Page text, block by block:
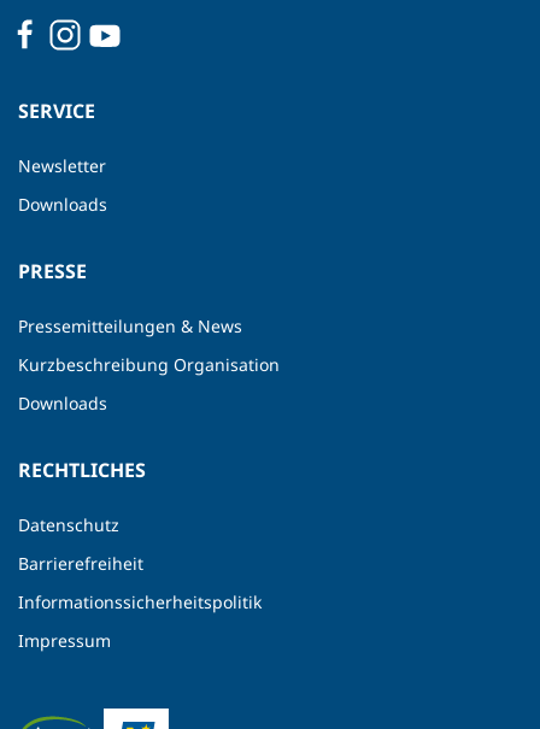
SERVICE
Newsletter
Downloads
PRESSE
Pressemitteilungen & News
Kurzbeschreibung Organisation
Downloads
RECHTLICHES
Datenschutz
Barrierefreiheit
Informationssicherheitspolitik
Impressum